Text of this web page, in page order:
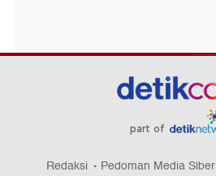
part of
Redaksi Pedoman Media Siber